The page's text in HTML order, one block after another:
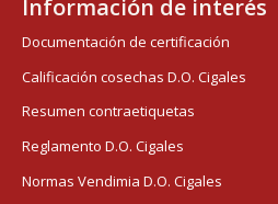
Información de interés
Documentación de certificación
Calificación cosechas D.O. Cigales
Resumen contraetiquetas
Reglamento D.O. Cigales
Normas Vendimia D.O. Cigales